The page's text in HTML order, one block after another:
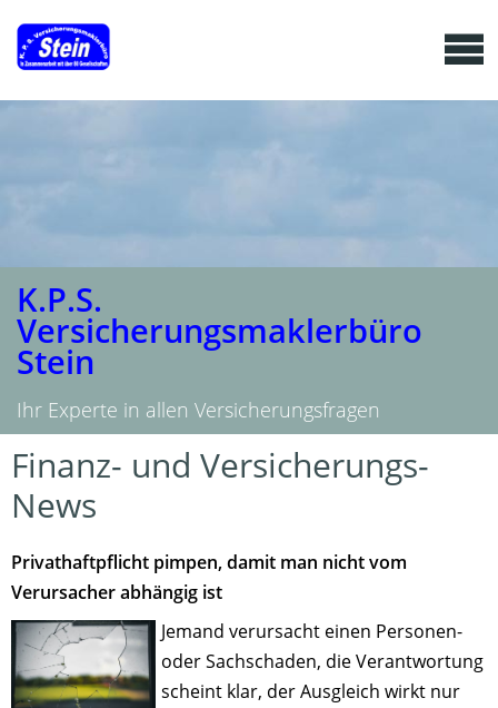
K.P.S.
Versicherungsmaklerbüro
Stein
Ihr Experte in allen Versicherungsfragen
Finanz- und Versicherungs-
News
Privathaftpflicht pimpen, damit man nicht vom
Verursacher abhängig ist
Jemand verursacht einen Personen-
oder Sachschaden, die Verantwortung
scheint klar, der Ausgleich wirkt nur